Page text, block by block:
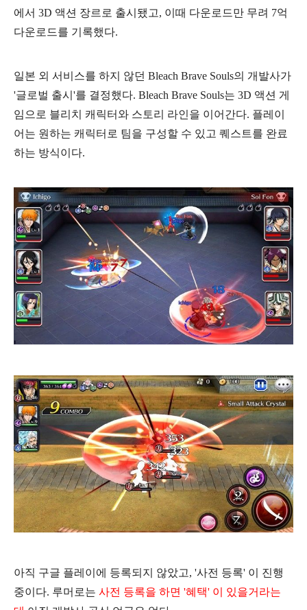
에서 3D 액션 장르로 출시됐고, 이때 다운로드만 무려 7억
다운로드를 기록했다.
일본 외 서비스를 하지 않던 Bleach Brave Souls의 개발사가
'글로벌 출시'를 결정했다. Bleach Brave Souls는 3D 액션 게
임으로 블리치 캐릭터와 스토리 라인을 이어간다. 플레이
어는 원하는 캐릭터로 팀을 구성할 수 있고 퀘스트를 완료
하는 방식이다.
아직 구글 플레이에 등록되지 않았고, '사전 등록' 이 진행
중이다. 루머로는 사전 등록을 하면 '혜택' 이 있을거라는